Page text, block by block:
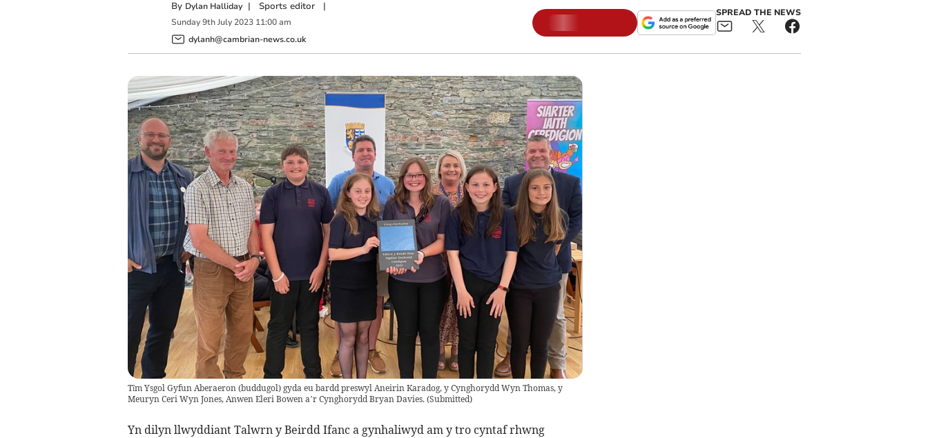
By Dylan Halliday | Sports editor|
Sunday 9th July 2023 11:00 am
dylanh@cambrian-news.co.uk
SPREAD THE NEWS
Tîm Ysgol Gyfun Aberaeron (buddugol) gyda eu bardd preswyl Aneirin Karadog, y Cynghorydd Wyn Thomas, y
Meuryn Ceri Wyn Jones, Anwen Eleri Bowen a’r Cynghorydd Bryan Davies. (Submitted)
Yn dilyn llwyddiant Talwrn y Beirdd Ifanc a gynhaliwyd am y tro cyntaf rhwng